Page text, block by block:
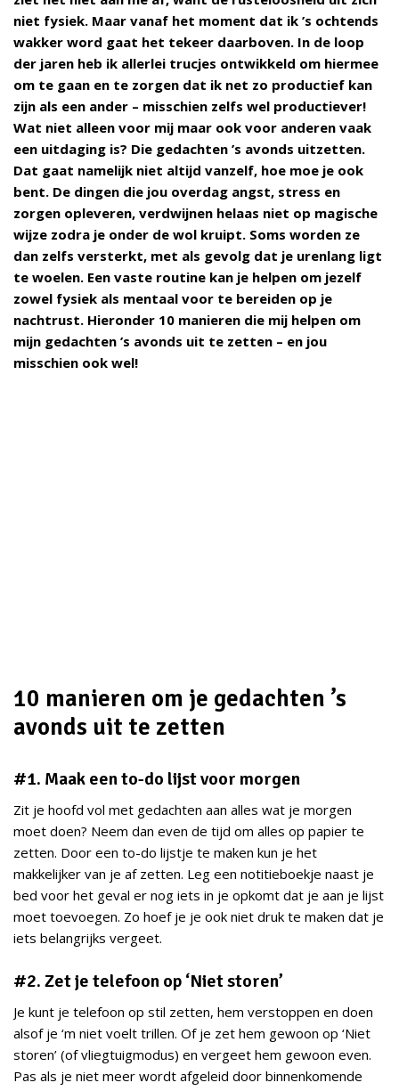
niet fysiek. Maar vanaf het moment dat ik ’s ochtends
wakker word gaat het tekeer daarboven. In de loop
der jaren heb ik allerlei trucjes ontwikkeld om hiermee
om te gaan en te zorgen dat ik net zo productief kan
zijn als een ander – misschien zelfs wel productiever!
Wat niet alleen voor mij maar ook voor anderen vaak
een uitdaging is? Die gedachten ’s avonds uitzetten.
Dat gaat namelijk niet altijd vanzelf, hoe moe je ook
bent. De dingen die jou overdag angst, stress en
zorgen opleveren, verdwijnen helaas niet op magische
wijze zodra je onder de wol kruipt. Soms worden ze
dan zelfs versterkt, met als gevolg dat je urenlang ligt
te woelen. Een vaste routine kan je helpen om jezelf
zowel fysiek als mentaal voor te bereiden op je
nachtrust. Hieronder 10 manieren die mij helpen om
mijn gedachten ’s avonds uit te zetten – en jou
misschien ook wel!
10 manieren om je gedachten ’s
avonds uit te zetten
#1. Maak een to-do lijst voor morgen
Zit je hoofd vol met gedachten aan alles wat je morgen
moet doen? Neem dan even de tijd om alles op papier te
zetten. Door een to-do lijstje te maken kun je het
makkelijker van je af zetten. Leg een notitieboekje naast je
bed voor het geval er nog iets in je opkomt dat je aan je lijst
moet toevoegen. Zo hoef je je ook niet druk te maken dat je
iets belangrijks vergeet.
#2. Zet je telefoon op ‘Niet storen’
Je kunt je telefoon op stil zetten, hem verstoppen en doen
alsof je ‘m niet voelt trillen. Of je zet hem gewoon op ‘Niet
storen’ (of vliegtuigmodus) en vergeet hem gewoon even.
Pas als je niet meer wordt afgeleid door binnenkomende